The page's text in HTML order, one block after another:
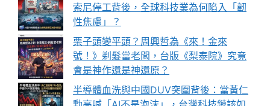
索尼停工背後，全球科技業為何陷入「韌
性焦慮」？
栗子頭變平頭？周興哲為《來！金來
號！》剃髮當老闆，台版《梨泰院》究竟
會是神作還是神還原？
半導體血洗與中國DUV突圍背後：當黃仁